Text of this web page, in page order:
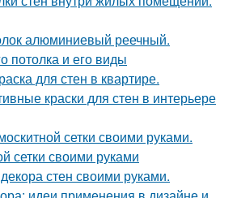
алюминиевый реечный.
потолка и его виды
для стен в квартире.
краски для стен в интерьере
сетки своими руками.
сетки своими руками
стен своими руками.